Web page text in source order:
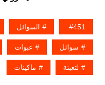
451 السوائل
سوائل عبوات
لتعبئة ماكينات